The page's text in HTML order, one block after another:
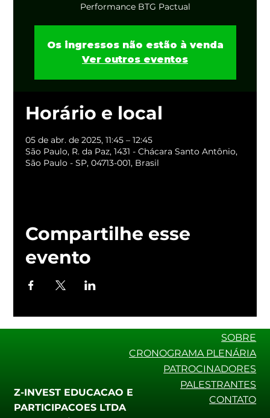
Performance BTG Pactual
Os ingressos não estão à venda
Ver outros eventos
Horário e local
05 de abr. de 2025, 11:45 – 12:45
São Paulo, R. da Paz, 1431 - Chácara Santo Antônio,
São Paulo - SP, 04713-001, Brasil
Compartilhe esse
evento
SOBRE
CRONOGRAMA PLENÁRIA
PATROCINADORES
PALESTRANTES
CONTATO
Z-INVEST EDUCACAO E
PARTICIPACOES LTDA